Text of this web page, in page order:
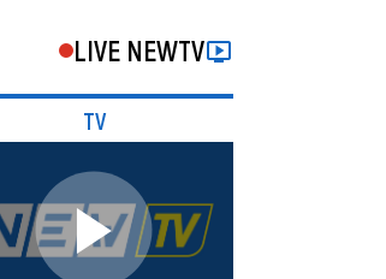
LIVE NEWTV
TV